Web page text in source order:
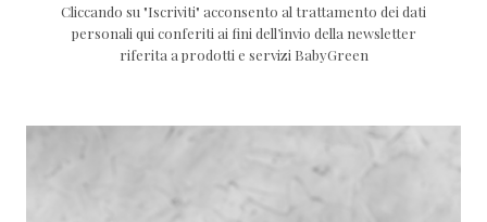
Cliccando su "Iscriviti" acconsento al trattamento dei dati
personali qui conferiti ai fini dell’invio della newsletter
riferita a prodotti e servizi BabyGreen